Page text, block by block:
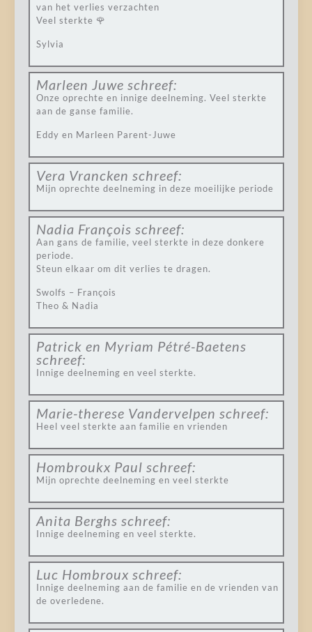
van het verlies verzachten
Veel sterkte 🌹
Sylvia
Marleen Juwe schreef:
Onze oprechte en innige deelneming. Veel sterkte
aan de ganse familie.
Eddy en Marleen Parent-Juwe
Vera Vrancken schreef:
Mijn oprechte deelneming in deze moeilijke periode
Nadia François schreef:
Aan gans de familie, veel sterkte in deze donkere
periode.
Steun elkaar om dit verlies te dragen.
Swolfs – François
Theo & Nadia
Patrick en Myriam Pétré-Baetens
schreef:
Innige deelneming en veel sterkte.
Marie-therese Vandervelpen schreef:
Heel veel sterkte aan familie en vrienden
Hombroukx Paul schreef:
Mijn oprechte deelneming en veel sterkte
Anita Berghs schreef:
Innige deelneming en veel sterkte.
Luc Hombroux schreef:
Innige deelneming aan de familie en de vrienden van
de overledene.